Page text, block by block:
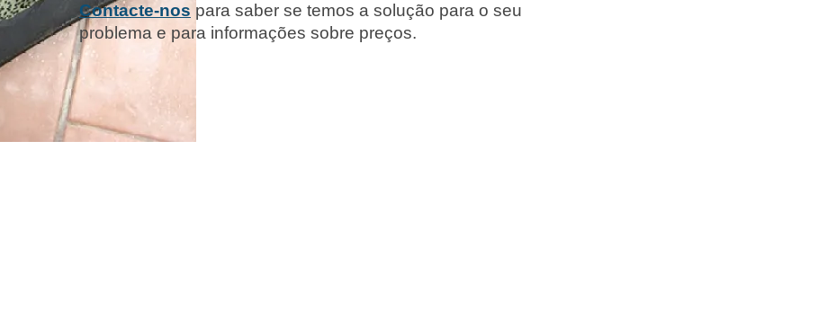
Contacte-nos para saber se temos a solução para o seu
problema e para informações sobre preços.